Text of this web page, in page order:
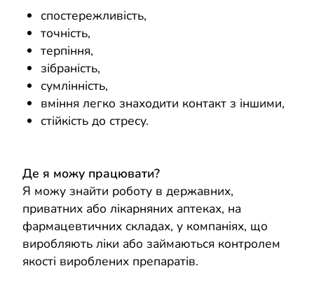
спостережливість,
точність,
терпіння,
зібраність,
сумлінність,
вміння легко знаходити контакт з іншими,
стійкість до стресу.
Де я можу працювати?
Я можу знайти роботу в державних,
приватних або лікарняних аптеках, на
фармацевтичних складах, у компаніях, що
виробляють ліки або займаються контролем
якості вироблених препаратів.